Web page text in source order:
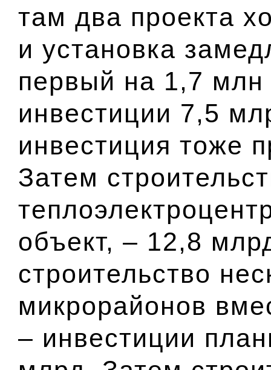
там два проекта
и установка
первый на 1,7
инвестиции 7,5
инвестиция тоже
Затем
объект, – 12,8
строительство
микрорайонов
– инвестиции